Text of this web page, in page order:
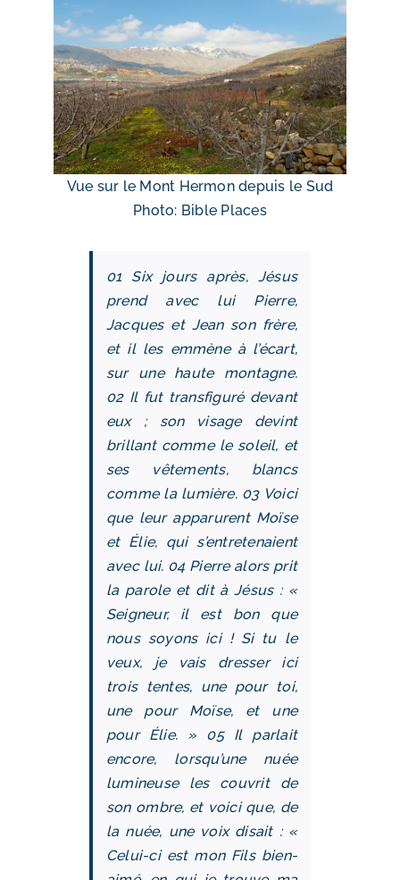
Vue sur le Mont Hermon depuis le Sud
Photo: Bible Places
01 Six jours après, Jésus
prend avec lui Pierre,
Jacques et Jean son frère,
et il les emmène à l’écart,
sur une haute montagne.
02 Il fut transfiguré devant
eux ; son visage devint
brillant comme le soleil, et
ses vêtements, blancs
comme la lumière. 03 Voici
que leur apparurent Moïse
et Élie, qui s’entretenaient
avec lui. 04 Pierre alors prit
la parole et dit à Jésus : «
Seigneur, il est bon que
nous soyons ici ! Si tu le
veux, je vais dresser ici
trois tentes, une pour toi,
une pour Moïse, et une
pour Élie. » 05 Il parlait
encore, lorsqu’une nuée
lumineuse les couvrit de
son ombre, et voici que, de
la nuée, une voix disait : «
Celui-ci est mon Fils bien-